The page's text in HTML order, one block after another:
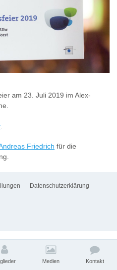
am 23. Juli 2019 im Alex-
.
Friedrich für die
Datenschutzerklärung
Medien Kontakt